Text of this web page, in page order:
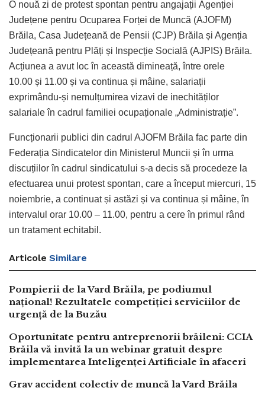
O nouă zi de protest spontan pentru angajații Agenției
Județene pentru Ocuparea Forței de Muncă (AJOFM)
Brăila, Casa Județeană de Pensii (CJP) Brăila și Agenția
Județeană pentru Plăți și Inspecție Socială (AJPIS) Brăila.
Acțiunea a avut loc în această dimineață, între orele
10.00 și 11.00 și va continua și mâine, salariații
exprimându-și nemulțumirea vizavi de inechităților
salariale în cadrul familiei ocupaționale „Administrație”.
Funcționarii publici din cadrul AJOFM Brăila fac parte din
Federația Sindicatelor din Ministerul Muncii și în urma
discuțiilor în cadrul sindicatului s-a decis să procedeze la
efectuarea unui protest spontan, care a început miercuri, 15
noiembrie, a continuat și astăzi și va continua și mâine, în
intervalul orar 10.00 – 11.00, pentru a cere în primul rând
un tratament echitabil.
Articole Similare
Pompierii de la Vard Brăila, pe podiumul
național! Rezultatele competiției serviciilor de
urgență de la Buzău
Oportunitate pentru antreprenorii brăileni: CCIA
Brăila vă invită la un webinar gratuit despre
implementarea Inteligenței Artificiale în afaceri
Grav accident colectiv de muncă la Vard Brăila